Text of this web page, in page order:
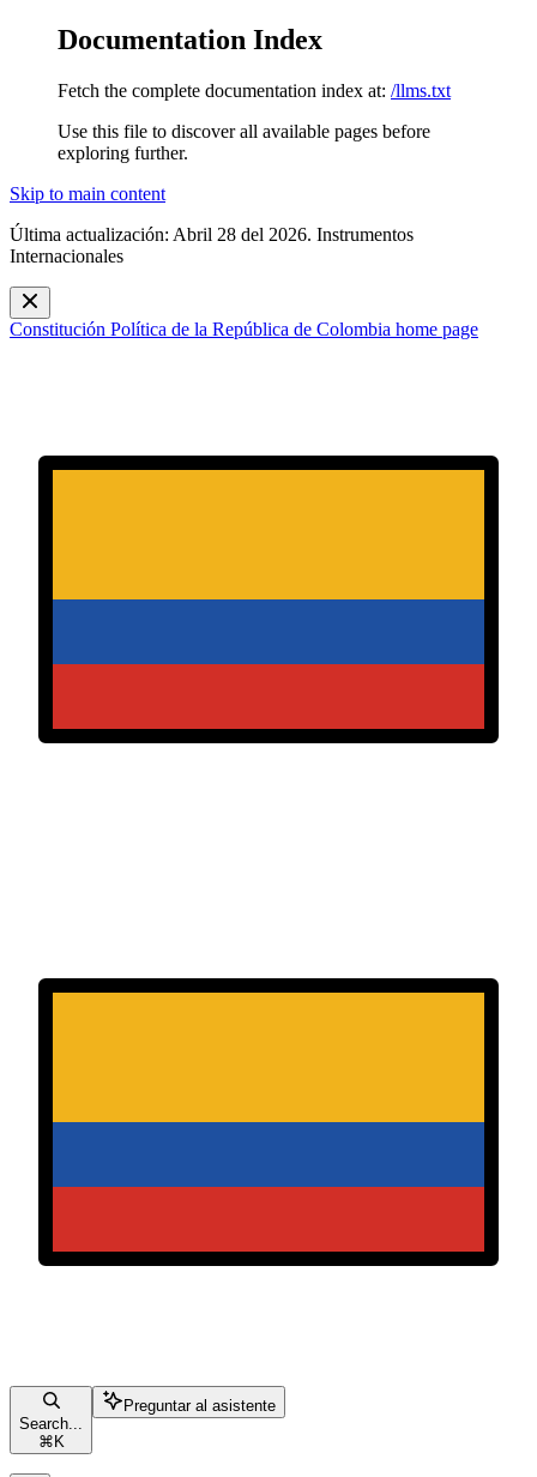
Documentation Index
Fetch the complete documentation index at: /llms.txt
Use this file to discover all available pages before
exploring further.
Skip to main content
Última actualización: Abril 28 del 2026. Instrumentos
Internacionales
Constitución Política de la República de Colombia home page
Search...
⌘ K
Preguntar al asistente